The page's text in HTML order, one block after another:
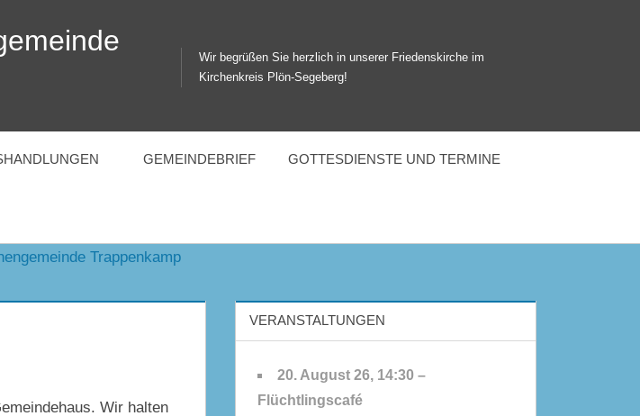
Wir begrüßen Sie herzlich in unserer Friedenskirche im
Kirchenkreis Plön-Segeberg!
GEMEINDEBRIEF GOTTESDIENSTE UND TERMINE
Wir halten
VERANSTALTUNGEN
20. August 26, 14:30 –
Flüchtlingscafé